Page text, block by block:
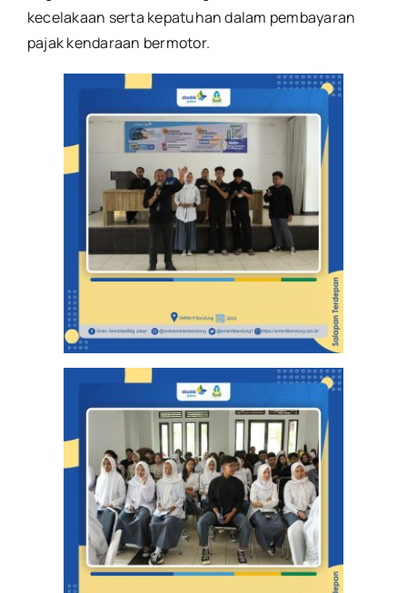
kecelakaan serta kepatuhan dalam pembayaran
pajak kendaraan bermotor.